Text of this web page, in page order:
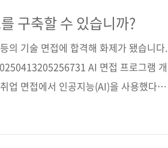
구매 사이트(가나다순) [교보문고] [도서
구축할 수 있습니까?
의 기술 면접에 합격해 화제가 됐습니다.
AI 면접 프로그램 개
업 면접에서 인공지능(AI)을 사용했다면
대학생이 AI를 활용한 면접 보조 프로